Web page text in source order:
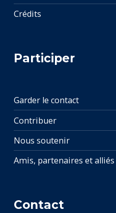
Crédits
Participer
Garder le contact
Contribuer
Nous soutenir
Amis, partenaires et alliés
Contact